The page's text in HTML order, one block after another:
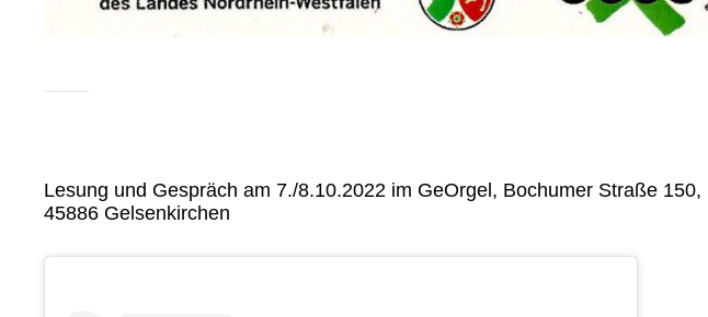
Lesung und Gespräch am 7./8.10.2022 im GeOrgel, Bochumer Straße 150,
45886 Gelsenkirchen